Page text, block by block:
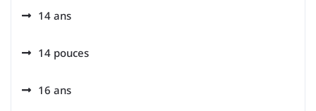
14 ans
14 pouces
16 ans